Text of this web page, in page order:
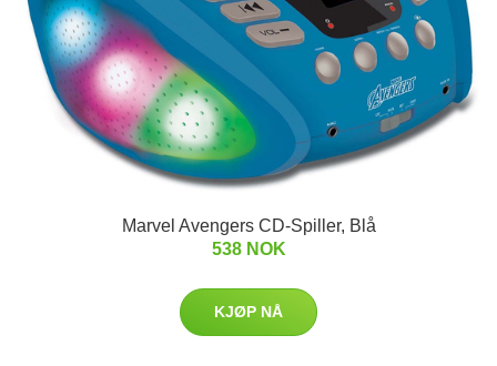
Marvel Avengers CD-Spiller, Blå
538 NOK
KJØP NÅ